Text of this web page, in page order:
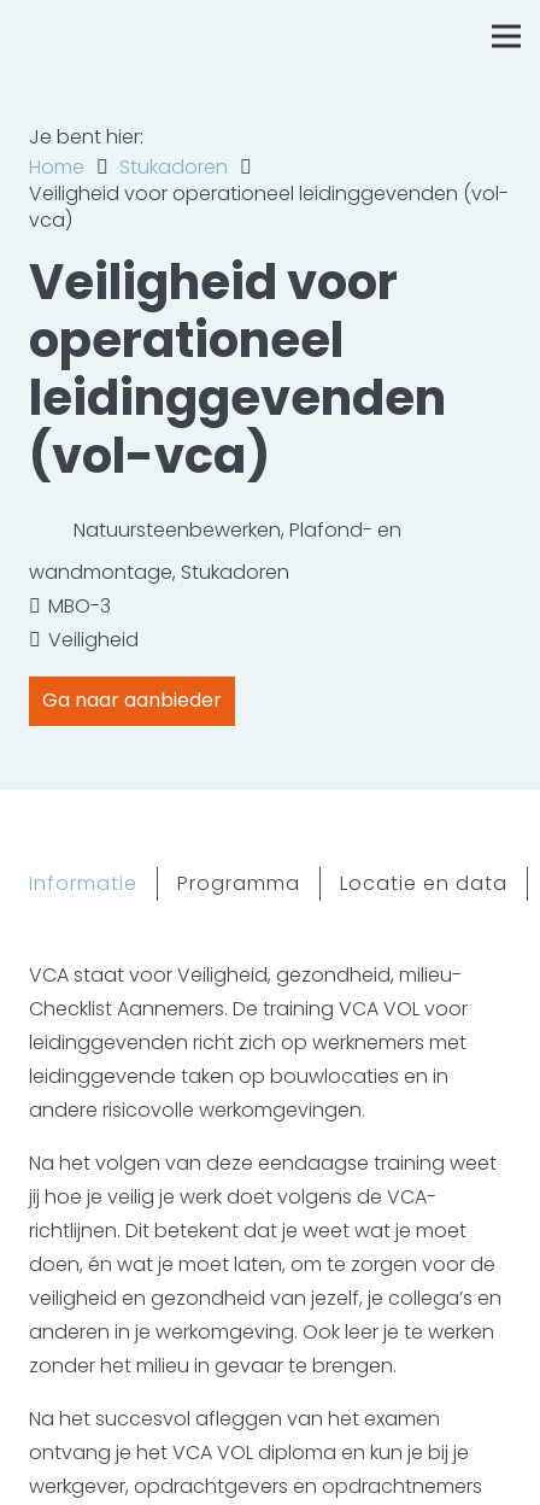
Je bent hier:
Home
Stukadoren
Veiligheid voor operationeel leidinggevenden (vol-
vca)
Veiligheid voor
operationeel
leidinggevenden
(vol-vca)
Natuursteenbewerken,Plafond- en
wandmontage, Stukadoren
MBO-3
Veiligheid
Ga naar aanbieder
Informatie Programma Locatie en data
VCA staat voor Veiligheid, gezondheid, milieu-
Checklist Aannemers. De training VCA VOL voor
leidinggevenden richt zich op werknemers met
leidinggevende taken op bouwlocaties en in
andere risicovolle werkomgevingen.
Na het volgen van deze eendaagse training weet
jij hoe je veilig je werk doet volgens de VCA-
richtlijnen. Dit betekent dat je weet wat je moet
doen, én wat je moet laten, om te zorgen voor de
veiligheid en gezondheid van jezelf, je collega’s en
anderen in je werkomgeving. Ook leer je te werken
zonder het milieu in gevaar te brengen.
Na het succesvol afleggen van het examen
ontvang je het VCA VOL diploma en kun je bij je
werkgever, opdrachtgevers en opdrachtnemers